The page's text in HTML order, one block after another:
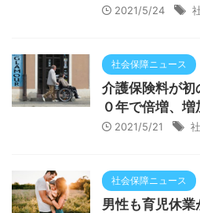
2021/5/24
社会保障ニュース
介護保険料が初
０年で倍増、増
2021/5/21
社会保障ニュース
男性も育児休